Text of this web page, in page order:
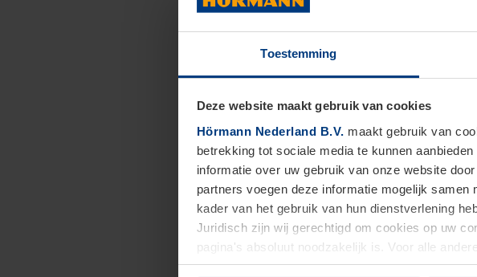
Toestemming
Deze website maakt gebruik van cookies
Hörmann Nederland B.V. maakt gebruik van
betrekking tot sociale media te kunnen
informatie over uw gebruik van onze website
partners voegen deze informatie mogelijk
kader van het gebruik van hun dienstverlening
Juridisch zijn wij gerechtigd om cookies op uw
pagina's absoluut noodzakelijk is. Voor alle
elk moment bij de uitleg van de cookies op